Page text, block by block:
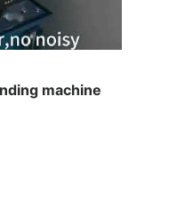
machine